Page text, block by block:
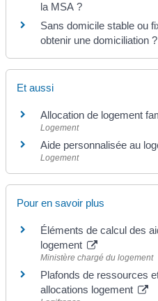
la MSA ?
Sans domicile stable ou
obtenir une domiciliation ?
Et aussi
Allocation de logement
Logement
Aide personnalisée au
Logement
Pour en savoir plus
Éléments de calcul des
logement
Ministère chargé du logement
Plafonds de ressources
allocations logement